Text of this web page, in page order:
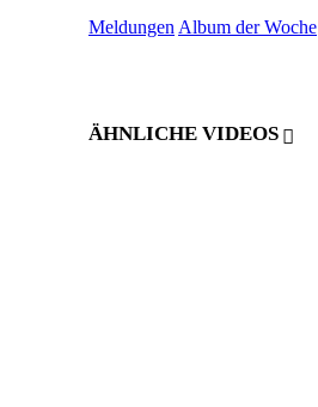
Meldungen Album der Woche
ÄHNLICHE VIDEOS